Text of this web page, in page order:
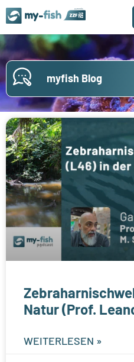
myfish Blog
Natur (Prof.
WEITERLESEN »